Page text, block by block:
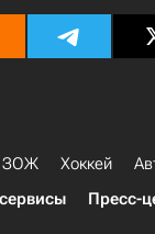
ЗОЖ Хоккей
Пресс-